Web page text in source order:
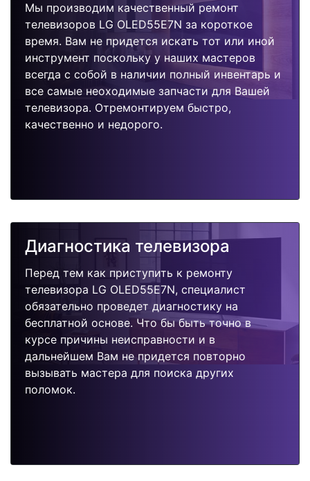
Мы производим качественный ремонт
телевизоров LG OLED55E7N за короткое
время. Вам не придется искать тот или иной
инструмент поскольку у наших мастеров
всегда с собой в наличии полный инвентарь и
все самые неоходимые запчасти для Вашей
телевизора. Отремонтируем быстро,
качественно и недорого.
Диагностика телевизора
Перед тем как приступить к ремонту
телевизора LG OLED55E7N, специалист
обязательно проведет диагностику на
бесплатной основе. Что бы быть точно в
курсе причины неисправности и в
дальнейшем Вам не придется повторно
вызывать мастера для поиска других
поломок.